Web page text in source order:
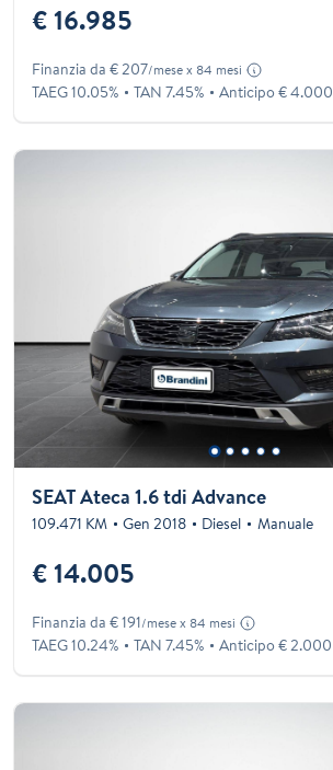
€ 16.985
Finanzia da € 207/mese x 84 mesi
TAEG 10.05% TAN 7.45% Anticipo € 4.000
SEAT Ateca 1.6 tdi Advance
109.471 KM Gen 2018 Diesel Manuale
€ 14.005
Finanzia da € 191/mese x 84 mesi
TAEG 10.24% TAN 7.45% Anticipo € 2.000